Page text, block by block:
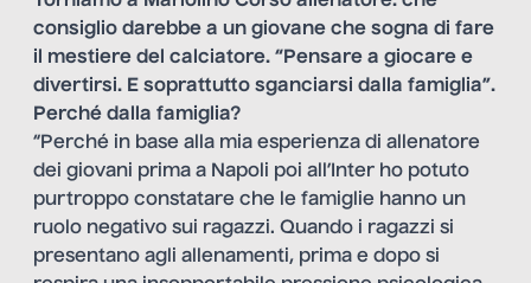
consiglio darebbe a un giovane che sogna di fare
il mestiere del calciatore. “Pensare a giocare e
divertirsi. E soprattutto sganciarsi dalla famiglia”.
Perché dalla famiglia?
“Perché in base alla mia esperienza di allenatore
dei giovani prima a Napoli poi all’Inter ho potuto
purtroppo constatare che le famiglie hanno un
ruolo negativo sui ragazzi. Quando i ragazzi si
presentano agli allenamenti, prima e dopo si